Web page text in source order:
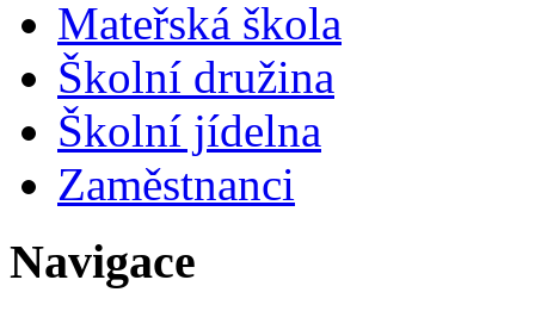
Mateřská škola
Školní družina
Školní jídelna
Zaměstnanci
Navigace